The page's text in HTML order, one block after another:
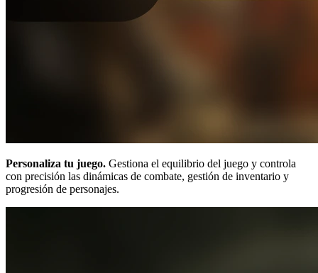
Personaliza tu juego. Gestiona el equilibrio del juego y controla
con precisión las dinámicas de combate, gestión de inventario y
progresión de personajes.